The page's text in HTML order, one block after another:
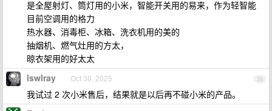
是全屋射灯、筒灯用的小米，智能开关用的易来，作为轻智能
目前空调用的格力
热水器、消毒柜、冰箱、洗衣机用的美的
抽烟机、燃气灶用的方太，
晾衣架用的好太太
38
lswlray Oct 30, 2025
我试过 2 次小米售后，结果就是以后再不碰小米的产品。